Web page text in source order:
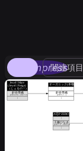
compress
関連項目